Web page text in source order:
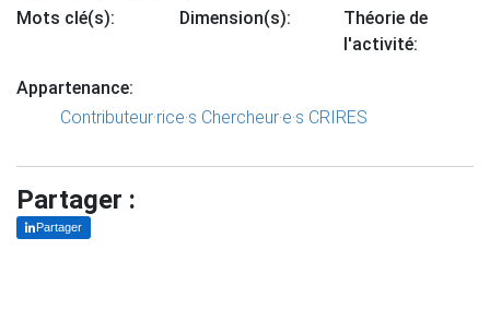
Mots clé(s):
Dimension(s):
Théorie de
l'activité:
Appartenance:
Contributeur·rice·s Chercheur·e·s CRIRES
Partager :
Partager